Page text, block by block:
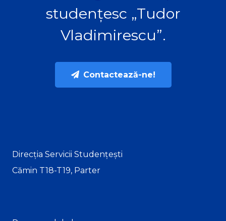
studențesc „Tudor
Vladimirescu”.
Contactează-ne!
Direcția Servicii Studențești
Cămin T18-T19, Parter